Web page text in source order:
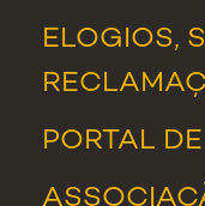
ELOGIOS,
PORTAL